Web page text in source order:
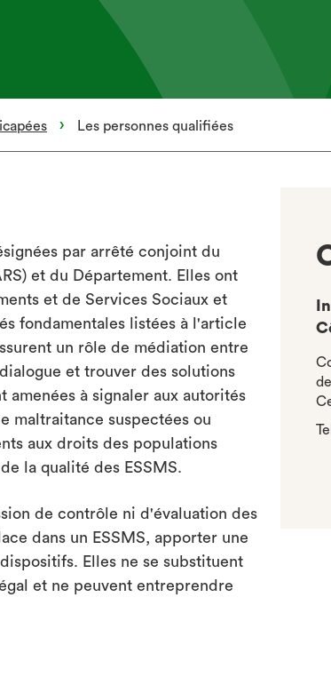
Les personnes qualifiées
par arrêté conjoint du
et du Département. Elles ont
et de Services Sociaux et
fondamentales listées à l'article
un rôle de médiation entre
et trouver des solutions
à signaler aux autorités
maltraitance suspectées ou
aux droits des populations
la qualité des ESSMS.
de contrôle ni d'évaluation des
dans un ESSMS, apporter une
Elles ne se substituent
et ne peuvent entreprendre